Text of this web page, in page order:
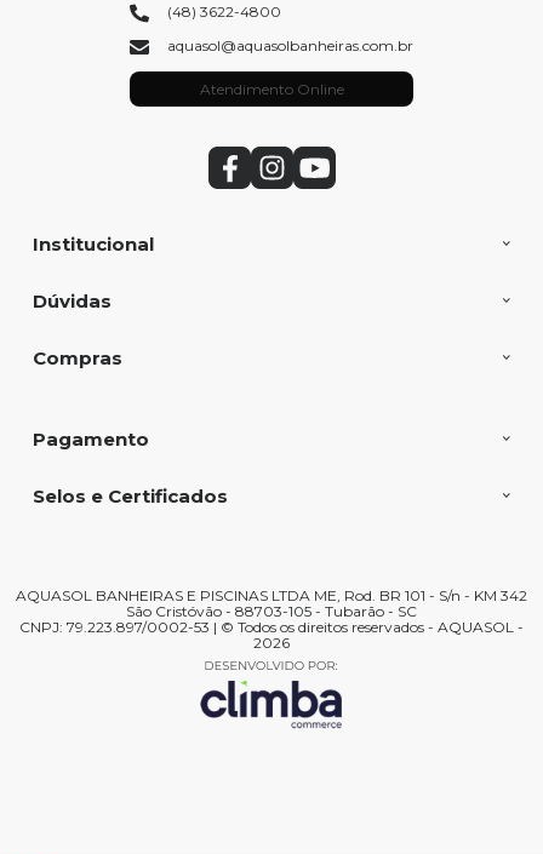
Institucional
Dúvidas
Compras
(48) 3622-4800
aquasol@aquasolbanheiras.com.br
Atendimento Online
Pagamento
Selos e Certificados
AQUASOL BANHEIRAS E PISCINAS LTDA ME, Rod. BR 101 - S/n - KM 342
São Cristóvão - 88703-105 - Tubarão - SC
CNPJ: 79.223.897/0002-53 | © Todos os direitos reservados - AQUASOL -
2026